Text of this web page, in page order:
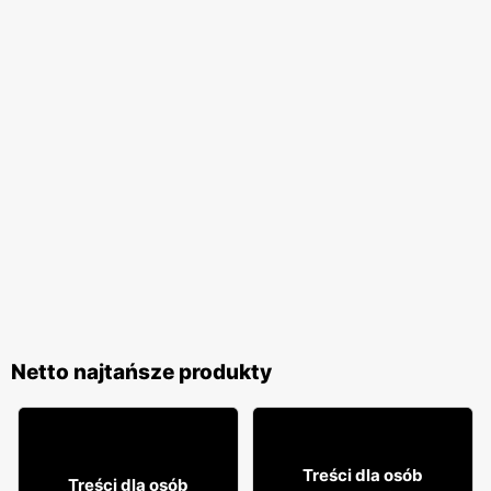
Netto najtańsze produkty
Treści dla osób
6199
Treści dla osób